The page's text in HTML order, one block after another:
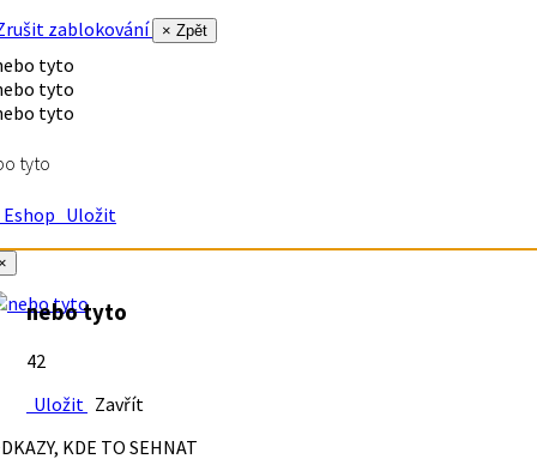
zablokování
× Zpět
tyto
Uložit
nebo tyto
42
Uložit Zavřít
KDE TO SEHNAT